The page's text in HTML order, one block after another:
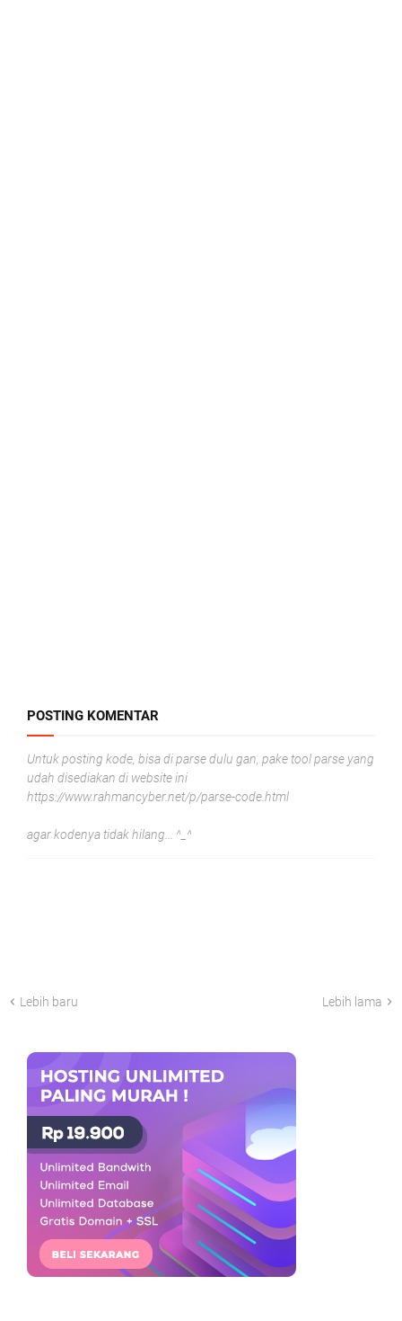
POSTING KOMENTAR
Untuk posting kode, bisa di parse dulu gan, pake tool parse yang
udah disediakan di website ini
https://www.rahmancyber.net/p/parse-code.html
agar kodenya tidak hilang... ^_^
Lebih baru Lebih lama